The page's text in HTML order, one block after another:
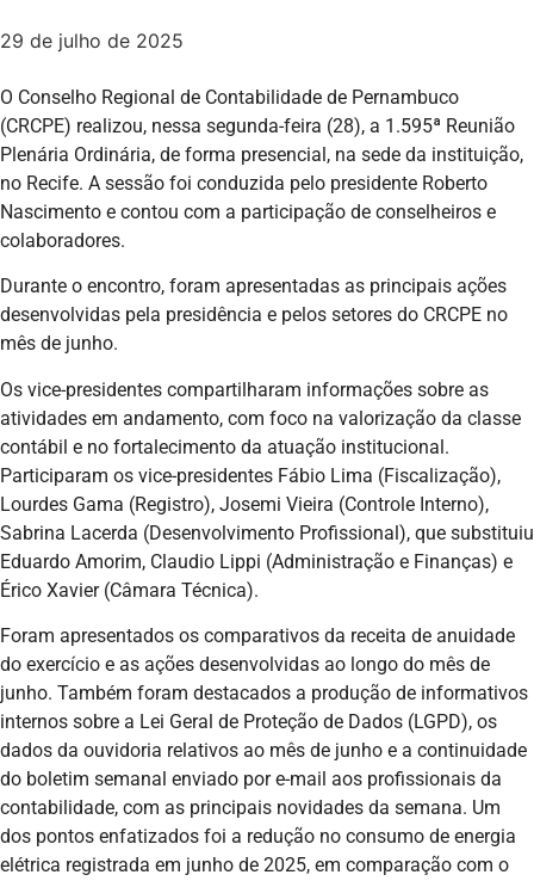
29 de julho de 2025
O Conselho Regional de Contabilidade de Pernambuco
(CRCPE) realizou, nessa segunda-feira (28), a 1.595ª Reunião
Plenária Ordinária, de forma presencial, na sede da instituição,
no Recife. A sessão foi conduzida pelo presidente Roberto
Nascimento e contou com a participação de conselheiros e
colaboradores.
Durante o encontro, foram apresentadas as principais ações
desenvolvidas pela presidência e pelos setores do CRCPE no
mês de junho.
Os vice-presidentes compartilharam informações sobre as
atividades em andamento, com foco na valorização da classe
contábil e no fortalecimento da atuação institucional.
Participaram os vice-presidentes Fábio Lima (Fiscalização),
Lourdes Gama (Registro), Josemi Vieira (Controle Interno),
Sabrina Lacerda (Desenvolvimento Profissional), que substituiu
Eduardo Amorim, Claudio Lippi (Administração e Finanças) e
Érico Xavier (Câmara Técnica).
Foram apresentados os comparativos da receita de anuidade
do exercício e as ações desenvolvidas ao longo do mês de
junho. Também foram destacados a produção de informativos
internos sobre a Lei Geral de Proteção de Dados (LGPD), os
dados da ouvidoria relativos ao mês de junho e a continuidade
do boletim semanal enviado por e-mail aos profissionais da
contabilidade, com as principais novidades da semana. Um
dos pontos enfatizados foi a redução no consumo de energia
elétrica registrada em junho de 2025, em comparação com o